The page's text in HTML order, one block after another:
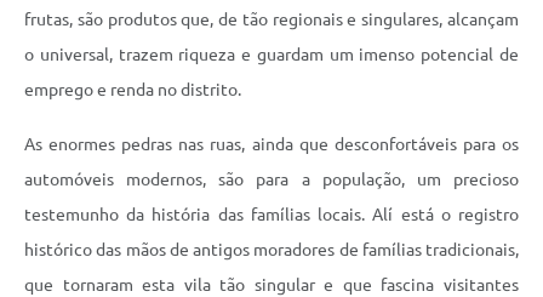
frutas, são produtos que, de tão regionais e singulares, alcançam
o universal, trazem riqueza e guardam um imenso potencial de
emprego e renda no distrito.
As enormes pedras nas ruas, ainda que desconfortáveis para os
automóveis modernos, são para a população, um precioso
testemunho da história das famílias locais. Alí está o registro
histórico das mãos de antigos moradores de famílias tradicionais,
que tornaram esta vila tão singular e que fascina visitantes